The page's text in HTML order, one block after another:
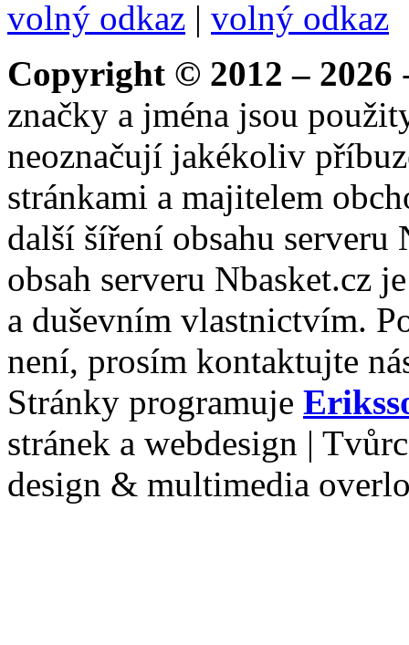
volný odkaz | volný odkaz
Copyright © 2012 – 2026
značky a jména jsou
neoznačují jakékoliv
stránkami a majitelem
další šíření obsahu serveru
obsah serveru Nbasket.cz
a duševním vlastnictvím.
není, prosím kontaktujte
Stránky programuje
stránek a webdesign |
design & multimedia